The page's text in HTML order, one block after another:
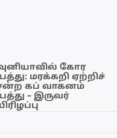
கோர
மரக்கறி ஏற்றிச்
கப் வாகனம்
– இருவர்